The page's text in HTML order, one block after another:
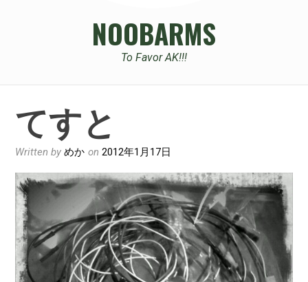
NOOBARMS
To Favor AK!!!
てすと
Written byめか on2012年1月17日